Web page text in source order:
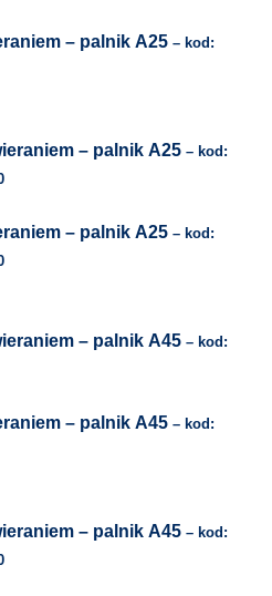
– palnik A25 – kod:
– palnik A25 – kod:
– palnik A25 – kod:
– palnik A45 – kod:
– palnik A45 – kod:
– palnik A45 – kod: